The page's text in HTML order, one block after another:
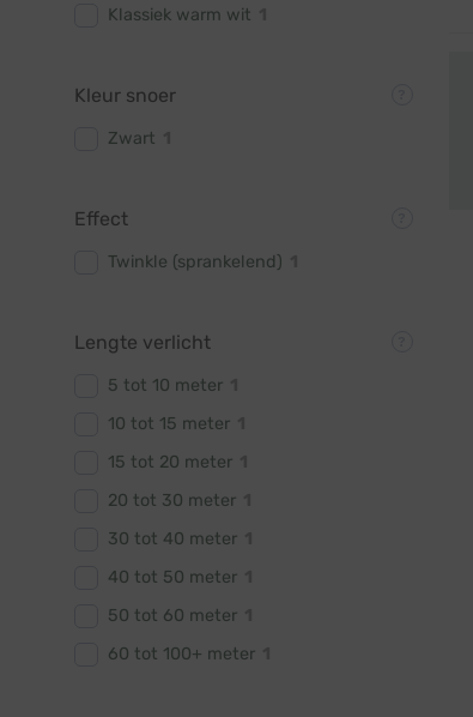
Klassiek warm wit
Kleur snoer
Zwart
Effect
Twinkle (sprankelend)
Lengte verlicht
5 tot 10 meter
10 tot 15 meter
15 tot 20 meter
20 tot 30 meter
30 tot 40 meter
40 tot 50 meter
50 tot 60 meter
60 tot 100+ meter